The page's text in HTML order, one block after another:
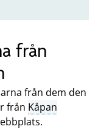
från
från dem den
från Kåpan